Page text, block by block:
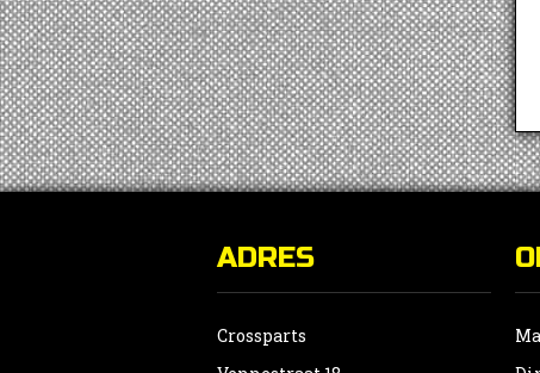
ADRES
Crossparts